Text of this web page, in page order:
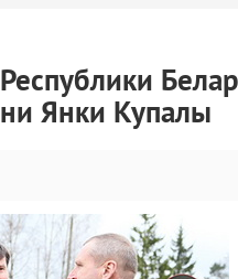
Янки Купалы